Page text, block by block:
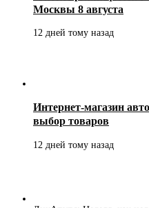
Москвы 8 августа
12 дней тому назад
Интернет-магазин
выбор товаров
12 дней тому назад